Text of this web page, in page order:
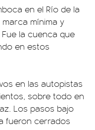
en el Río de la
marca mínima y
la cuenca que
en estos
en las autopistas
sobre todo en
Los pasos bajo
fueron cerrados